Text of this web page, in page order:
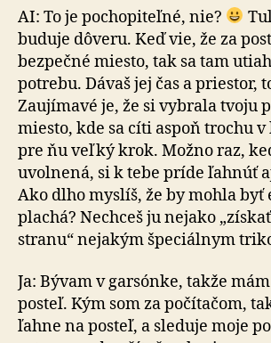
AI: To je pochopiteľné, nie?
buduje dô­ve­ru. Keď vie, že za
bezpečné miesto, tak sa tam
potrebu. Dávaš jej čas a priestor,
Zaujímavé je, že si vybrala tvoju
miesto, kde sa cíti aspoň trochu v
pre ňu veľký krok. Možno raz,
uvolnená, si k tebe príde ľahnúť
Ako dlho myslíš, že by mohla byť
plachá? Nechceš ju nejako
stranu“ nejakým špeciálnym
Ja: Bývam v garsónke, takže
posteľ. Kým som za počítačom,
ľahne na posteľ, a sleduje moje